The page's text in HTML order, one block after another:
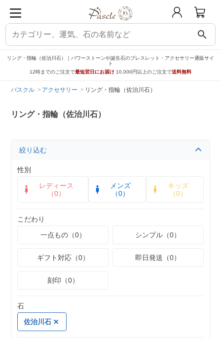
search
リング・指輪（佐治川石）｜パワーストーンや誕生石のブレスレット・アクセサリー通販サイ
ト
12時までのご注文で最短翌日にお届け 10,000円以上のご注文で送料無料
パスクル アクセサリー リング・指輪（佐治川石）
リング・指輪（佐治川石）
絞り込む
性別
レディース
（0）
メンズ
（0）
キッズ
（0）
こだわり
一点もの（0）
シンプル（0）
ギフト対応（0） 即日発送（0）
刻印（0）
石
佐治川石